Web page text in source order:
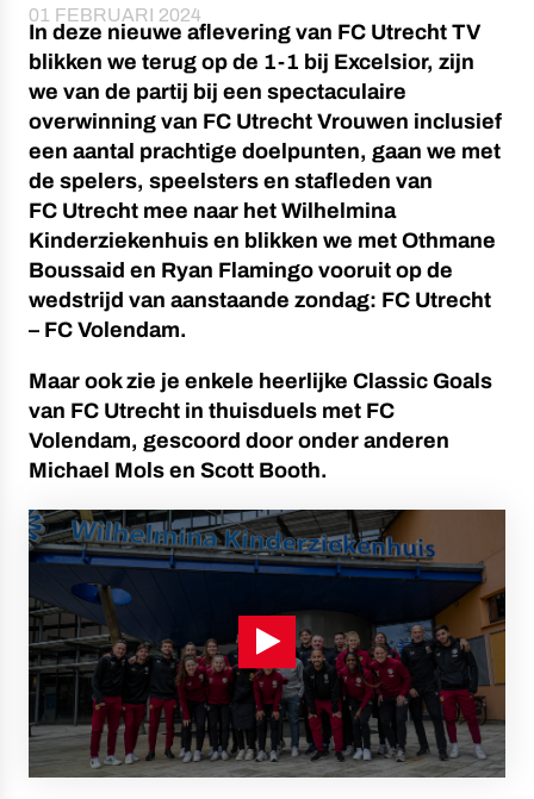
01 FEBRUARI 2024
In deze nieuwe aflevering van FC Utrecht TV
blikken we terug op de 1-1 bij Excelsior, zijn
we van de partij bij een spectaculaire
overwinning van FC Utrecht Vrouwen inclusief
een aantal prachtige doelpunten, gaan we met
de spelers, speelsters en stafleden van
FC Utrecht mee naar het Wilhelmina
Kinderziekenhuis en blikken we met Othmane
Boussaid en Ryan Flamingo vooruit op de
wedstrijd van aanstaande zondag: FC Utrecht
– FC Volendam.
Maar ook zie je enkele heerlijke Classic Goals
van FC Utrecht in thuisduels met FC
Volendam, gescoord door onder anderen
Michael Mols en Scott Booth.